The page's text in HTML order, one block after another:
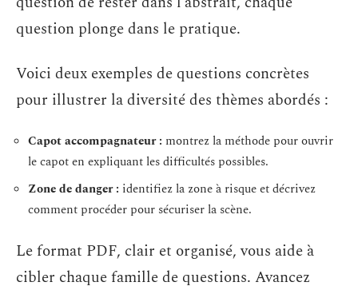
question plonge dans le pratique.
Voici deux exemples de questions concrètes
pour illustrer la diversité des thèmes abordés :
Capot accompagnateur : montrez la méthode pour ouvrir
le capot en expliquant les difficultés possibles.
Zone de danger : identifiez la zone à risque et décrivez
comment procéder pour sécuriser la scène.
Le format PDF, clair et organisé, vous aide à
cibler chaque famille de questions. Avancez